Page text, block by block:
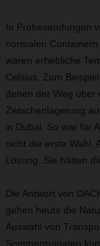
In Probesendungen
normalen
waren erhebliche
Celsius. Zum
denen der Weg über
Zwischenlagerung
in Dubai. So war für
nicht die erste Wahl.
Lösung. Sie hätten
Die Antwort von
gehen heute die
Auswahl von
Sommermonaten